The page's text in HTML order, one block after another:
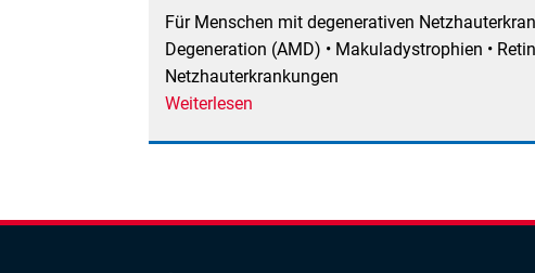
Für Menschen mit degenerativen
Degeneration (AMD) • Makuladystrophien •
Netzhauterkrankungen
Weiterlesen